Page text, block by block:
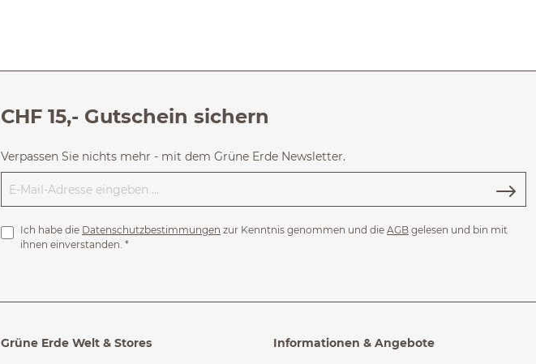
CHF 15,- Gutschein sichern
Verpassen Sie nichts mehr - mit dem Grüne Erde Newsletter.
Ich habe die Datenschutzbestimmungen zur Kenntnis genommen und die AGB gelesen und bin mit
ihnen einverstanden. *
Grüne Erde Welt & Stores Informationen & Angebote